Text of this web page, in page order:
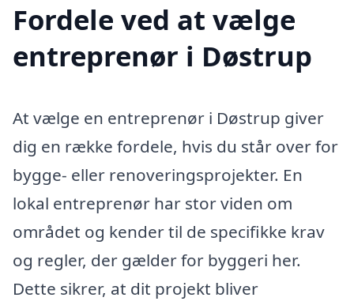
Fordele ved at vælge
entreprenør i Døstrup
At vælge en entreprenør i Døstrup giver
dig en række fordele, hvis du står over for
bygge- eller renoveringsprojekter. En
lokal entreprenør har stor viden om
området og kender til de specifikke krav
og regler, der gælder for byggeri her.
Dette sikrer, at dit projekt bliver